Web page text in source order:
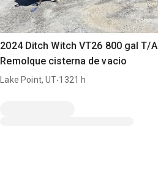
2024 Ditch Witch VT26 800 gal T/A
Remolque cisterna de vacio
Lake Point, UT.1321 h